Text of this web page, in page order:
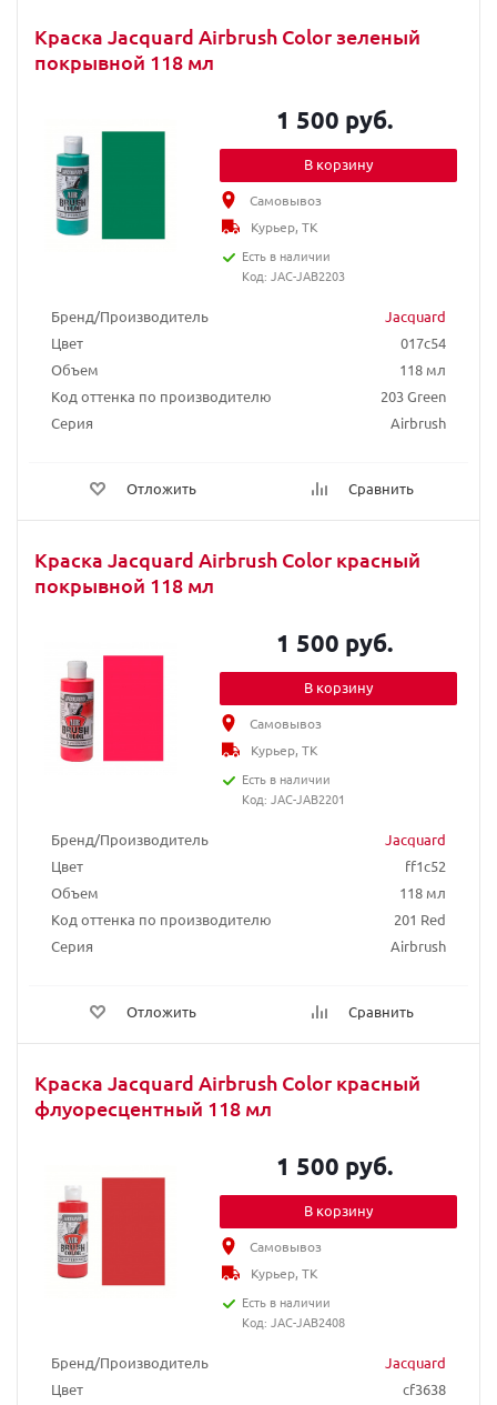
Краска Jacquard Airbrush Color зеленый
покрывной 118 мл
Бренд/Производитель
Jacquard
Цвет
017c54
Объем
118 мл
Код оттенка по производителю
203 Green
Серия
Airbrush
Отложить Сравнить
1 500 руб.
В корзину
Самовывоз
Курьер, ТК
Есть в наличии
Код: JAC-JAB2203
Краска Jacquard Airbrush Color красный
покрывной 118 мл
Бренд/Производитель
Jacquard
Цвет
ff1c52
Объем
118 мл
Код оттенка по производителю
201 Red
Серия
Airbrush
Отложить Сравнить
1 500 руб.
В корзину
Самовывоз
Курьер, ТК
Есть в наличии
Код: JAC-JAB2201
Краска Jacquard Airbrush Color красный
флуоресцентный 118 мл
Бренд/Производитель
Jacquard
Цвет
cf3638
1 500 руб.
В корзину
Самовывоз
Курьер, ТК
Есть в наличии
Код: JAC-JAB2408